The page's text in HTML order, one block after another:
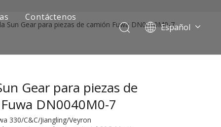
Contáctenos
Español
Pусский
Sun Gear para piezas de camión Fuwa DN0040M0-7
Gear para piezas de
DN0040M0-7
330/C&C/Jiangling/Veyron